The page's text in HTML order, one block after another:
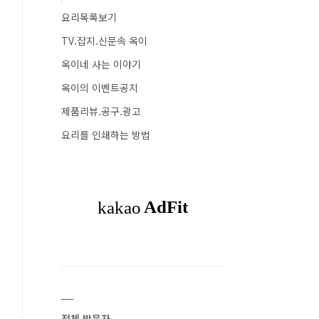
요리목록보기
TV.잡지.신문속 옥이
옥이네 사는 이야기
옥이의 이벤트공지
제품리뷰.공구.광고
요리를 인쇄하는 방법